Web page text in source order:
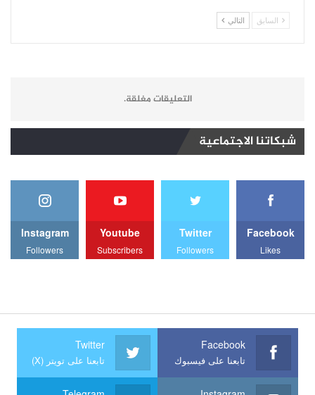
السابق التالي
التعليقات مغلقة.
شبكاتنا الاجتماعية
Facebook
Likes
Twitter
Followers
Youtube
Subscribers
Instagram
Followers
Facebook
تابعنا على فيسبوك
Twitter
تابعنا على تويتر (X)